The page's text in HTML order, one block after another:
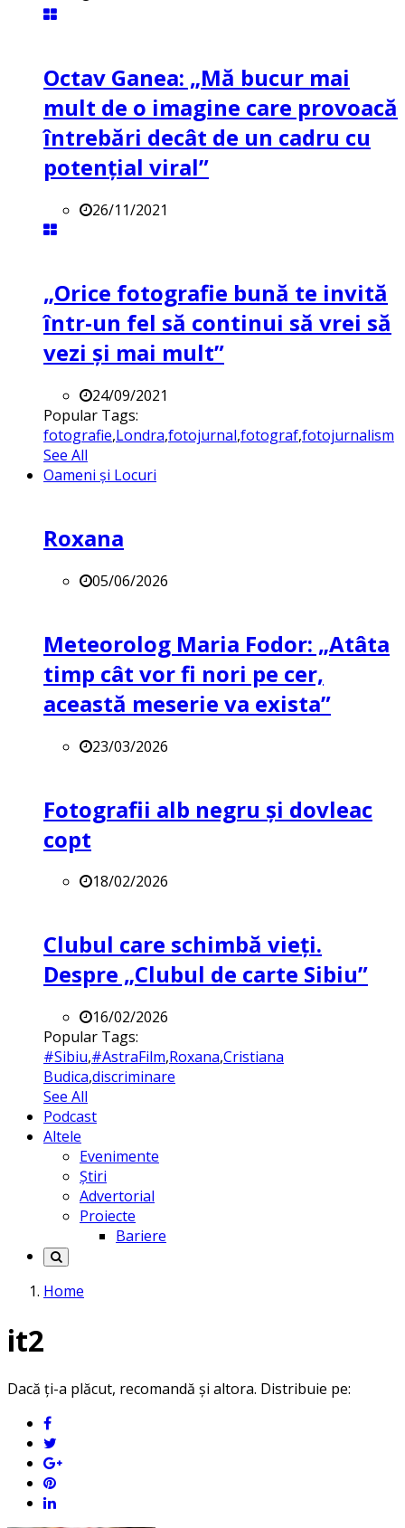
Octav Ganea: „Mă bucur mai
mult de o imagine care provoacă
întrebări decât de un cadru cu
potenţial viral”
26/11/2021
„Orice fotografie bună te invită
într-un fel să continui să vrei să
vezi și mai mult”
24/09/2021
Popular Tags:
fotografie,Londra,fotojurnal,fotograf,fotojurnalism
See All
Oameni și Locuri
Roxana
05/06/2026
Meteorolog Maria Fodor: „Atâta
timp cât vor fi nori pe cer,
această meserie va exista”
23/03/2026
Fotografii alb negru și dovleac
copt
18/02/2026
Clubul care schimbă vieți.
Despre „Clubul de carte Sibiu”
16/02/2026
Popular Tags:
#Sibiu,#AstraFilm,Roxana,Cristiana
Budica,discriminare
See All
Podcast
Altele
Evenimente
Știri
Advertorial
Proiecte
Bariere
Home
it2
Dacă ți-a plăcut, recomandă și altora. Distribuie pe: